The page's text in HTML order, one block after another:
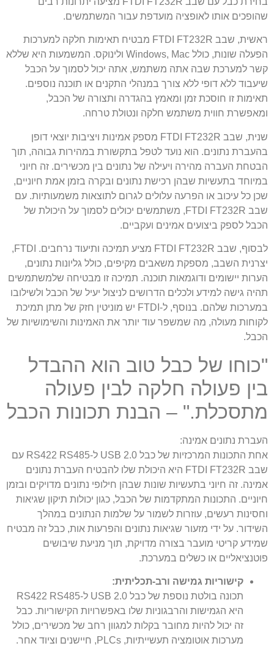
שהופכים אותו לאופציה מועדפת עבור המשתמשים.
ראשית, שבב FTDI FT232R מבטיח תאימות חלקה למערכות
הפעלה שונות, כולל Windows, Mac ולינוקס. המשמעות היא שללא
קשר למערכת שבה אתה משתמש, אתה יכול לסמוך על הכבל
שיעבוד ללא דופי ללא צורך במנהלי התקנים או תוכנה נוספים.
תאימות זו חוסכת זמן ומאמץ בהגדרה ותצורה של הכבל,
ומאפשרת חווית משתמש חלקה ונטולת טרחה.
שנית, שבב FTDI FT232R מספק אמינות ויציבות יוצאי דופן
בהעברת נתונים. הוא נועד לטפל בתקשורת במהירות גבוהה, תוך
הבטחת העברה מהירה ויעילה של נתונים בין מכשירים. זה חיוני
במיוחד בתעשיות שבהן רכישת נתונים ובקרה בזמן אמת חיוניים,
שכן כל עיכוב או הפרעה עלולים לגרום לתוצאות משמעותיות. עם
שבב FTDI FT232R, משתמשים יכולים לסמוך על היכולת של
הכבל לספק ביצועים אמינים ועקביים.
לבסוף, שבב FTDI FT232R מציע תמיכה ותיעוד נרחבים. FTDI,
יצרנית השבב, מספקת משאבים מקיפים, כולל גליונות נתונים,
הערות יישומים ודוגמאות תוכנה. תמיכה זו מבטיחה שלמשתמשים
תהיה גישה למידע ולכלים הדרושים לניצול יעיל של הכבל ולשילובו
במערכות שלהם. בנוסף, ל-FTDI יש מוניטין חזק של מתן תמיכת
לקוחות מעולה, מה שמשפר עוד יותר את האמינות והשימושיות של
הכבל.
"כוחו של כבל טוב הוא ההבדל
בין פעולה חלקה לבין פעולה
מתסכלת." – הבנת תכונות הכבל
העברת נתונים אמינה:
אחת התכונות המרכזיות של כבל USB 2.0 ל-RS422 RS485 עם
שבב FTDI FT232R היא היכולת שלו להבטיח העברת נתונים
אמינה. זה חיוני בתעשיות שונות שבהן חילופי נתונים מדויקים ובזמן
חיוניים. התכונות המתקדמות של הכבל, כגון יכולות תיקון שגיאות
וחסינות רעשים, עוזרות לשמור על שלמות הנתונים במהלך
השידור. על ידי מזעור שגיאות נתונים והפרעות אות, כבל זה מבטיח
שמידע קריטי מועבר בצורה מדויקת, תוך מניעת שיבושים
פוטנציאליים או כשלים במערכת.
קישוריות גמישה ורב-תכליתית:
תכונה בולטת נוספת של כבל USB 2.0 ל-RS422 RS485
היא הגמישות והרבגוניות שלו באפשרויות הקישוריות. כבל
זה יכול להיות מחובר בקלות למגוון רחב של מכשירים, כולל
מערכות אוטומציה תעשייתיות, PLCs, חיישנים וציוד אחר.